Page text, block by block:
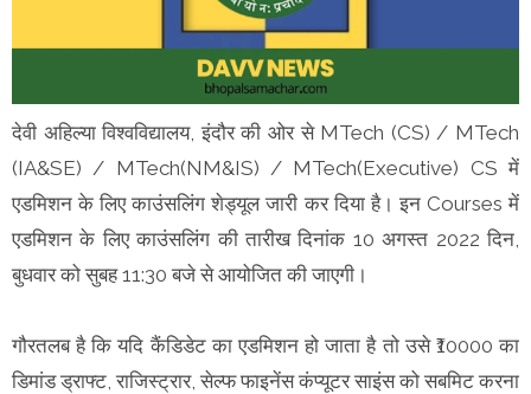
देवी अहिल्या विश्वविद्यालय, इंदौर की ओर से MTech (CS) / MTech
(IA&SE) / MTech(NM&IS) / MTech(Executive) CS में
एडमिशन के लिए काउंसलिंग शेड्यूल जारी कर दिया है। इन Courses में
एडमिशन के लिए काउंसलिंग की तारीख दिनांक 10 अगस्त 2022 दिन,
बुधवार को सुबह 11:30 बजे से आयोजित की जाएगी।
गौरतलब है कि यदि कैंडिडेट का एडमिशन हो जाता है तो उसे ₹10000 का
डिमांड ड्राफ्ट, राजिस्ट्रार, सेल्फ फाइनेंस कंप्यूटर साइंस को सबमिट करना